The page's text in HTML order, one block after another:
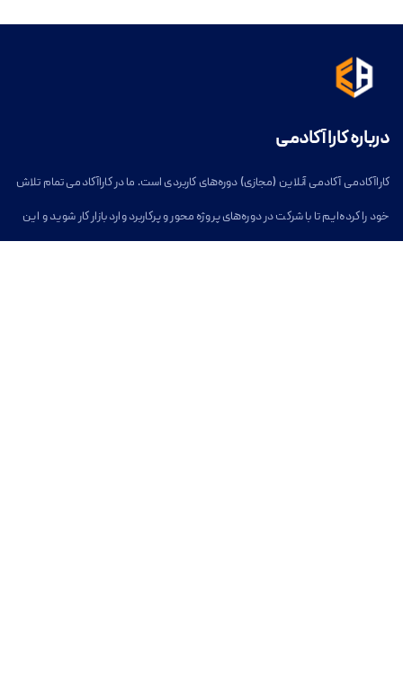
درباره کارا آکادمی
کاراآکادمی آکادمی آنلاین (مجازی) دوره‌های کاربردی است. ما در کاراآکادمی تمام تلاش
خود را کرده‌ایم تا با شرکت در دوره‌های پروژه محور و پرکاربرد وارد بازار کار شوید و این